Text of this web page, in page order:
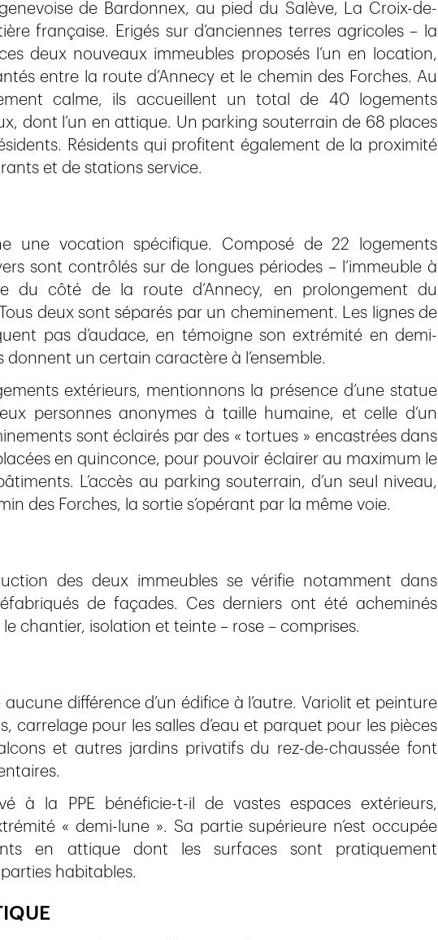
de Bardonnex, au pied du Salève, La Croix-de-
française. Erigés sur d’anciennes terres agricoles – la
deux nouveaux immeubles proposés l’un en location,
entre la route d’Annecy et le chemin des Forches. Au
calme, ils accueillent un total de 40 logements
dont l’un en attique. Un parking souterrain de 68 places
Résidents qui profitent également de la proximité
et de stations service.
une vocation spécifique. Composé de 22 logements
sont contrôlés sur de longues périodes – l’immeuble à
du côté de la route d’Annecy, en prolongement du
deux sont séparés par un cheminement. Les lignes de
pas d’audace, en témoigne son extrémité en demi-
un certain caractère à l’ensemble.
extérieurs, mentionnons la présence d’une statue
personnes anonymes à taille humaine, et celle d’un
sont éclairés par des « tortues » encastrées dans
en quinconce, pour pouvoir éclairer au maximum le
L’accès au parking souterrain, d’un seul niveau,
des Forches, la sortie s’opérant par la même voie.
des deux immeubles se vérifie notamment dans
de façades. Ces derniers ont été acheminés
chantier, isolation et teinte – rose – comprises.
aucune différence d’un édifice à l’autre. Variolit et peinture
carrelage pour les salles d’eau et parquet pour les pièces
et autres jardins privatifs du rez-de-chaussée font
à la PPE bénéficie-t-il de vastes espaces extérieurs,
« demi-lune ». Sa partie supérieure n’est occupée
en attique dont les surfaces sont pratiquement
habitables.